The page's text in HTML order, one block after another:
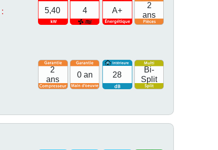
:
2
ans
2
ans
0 an
5,40 4 A+
28
Bi-
Split